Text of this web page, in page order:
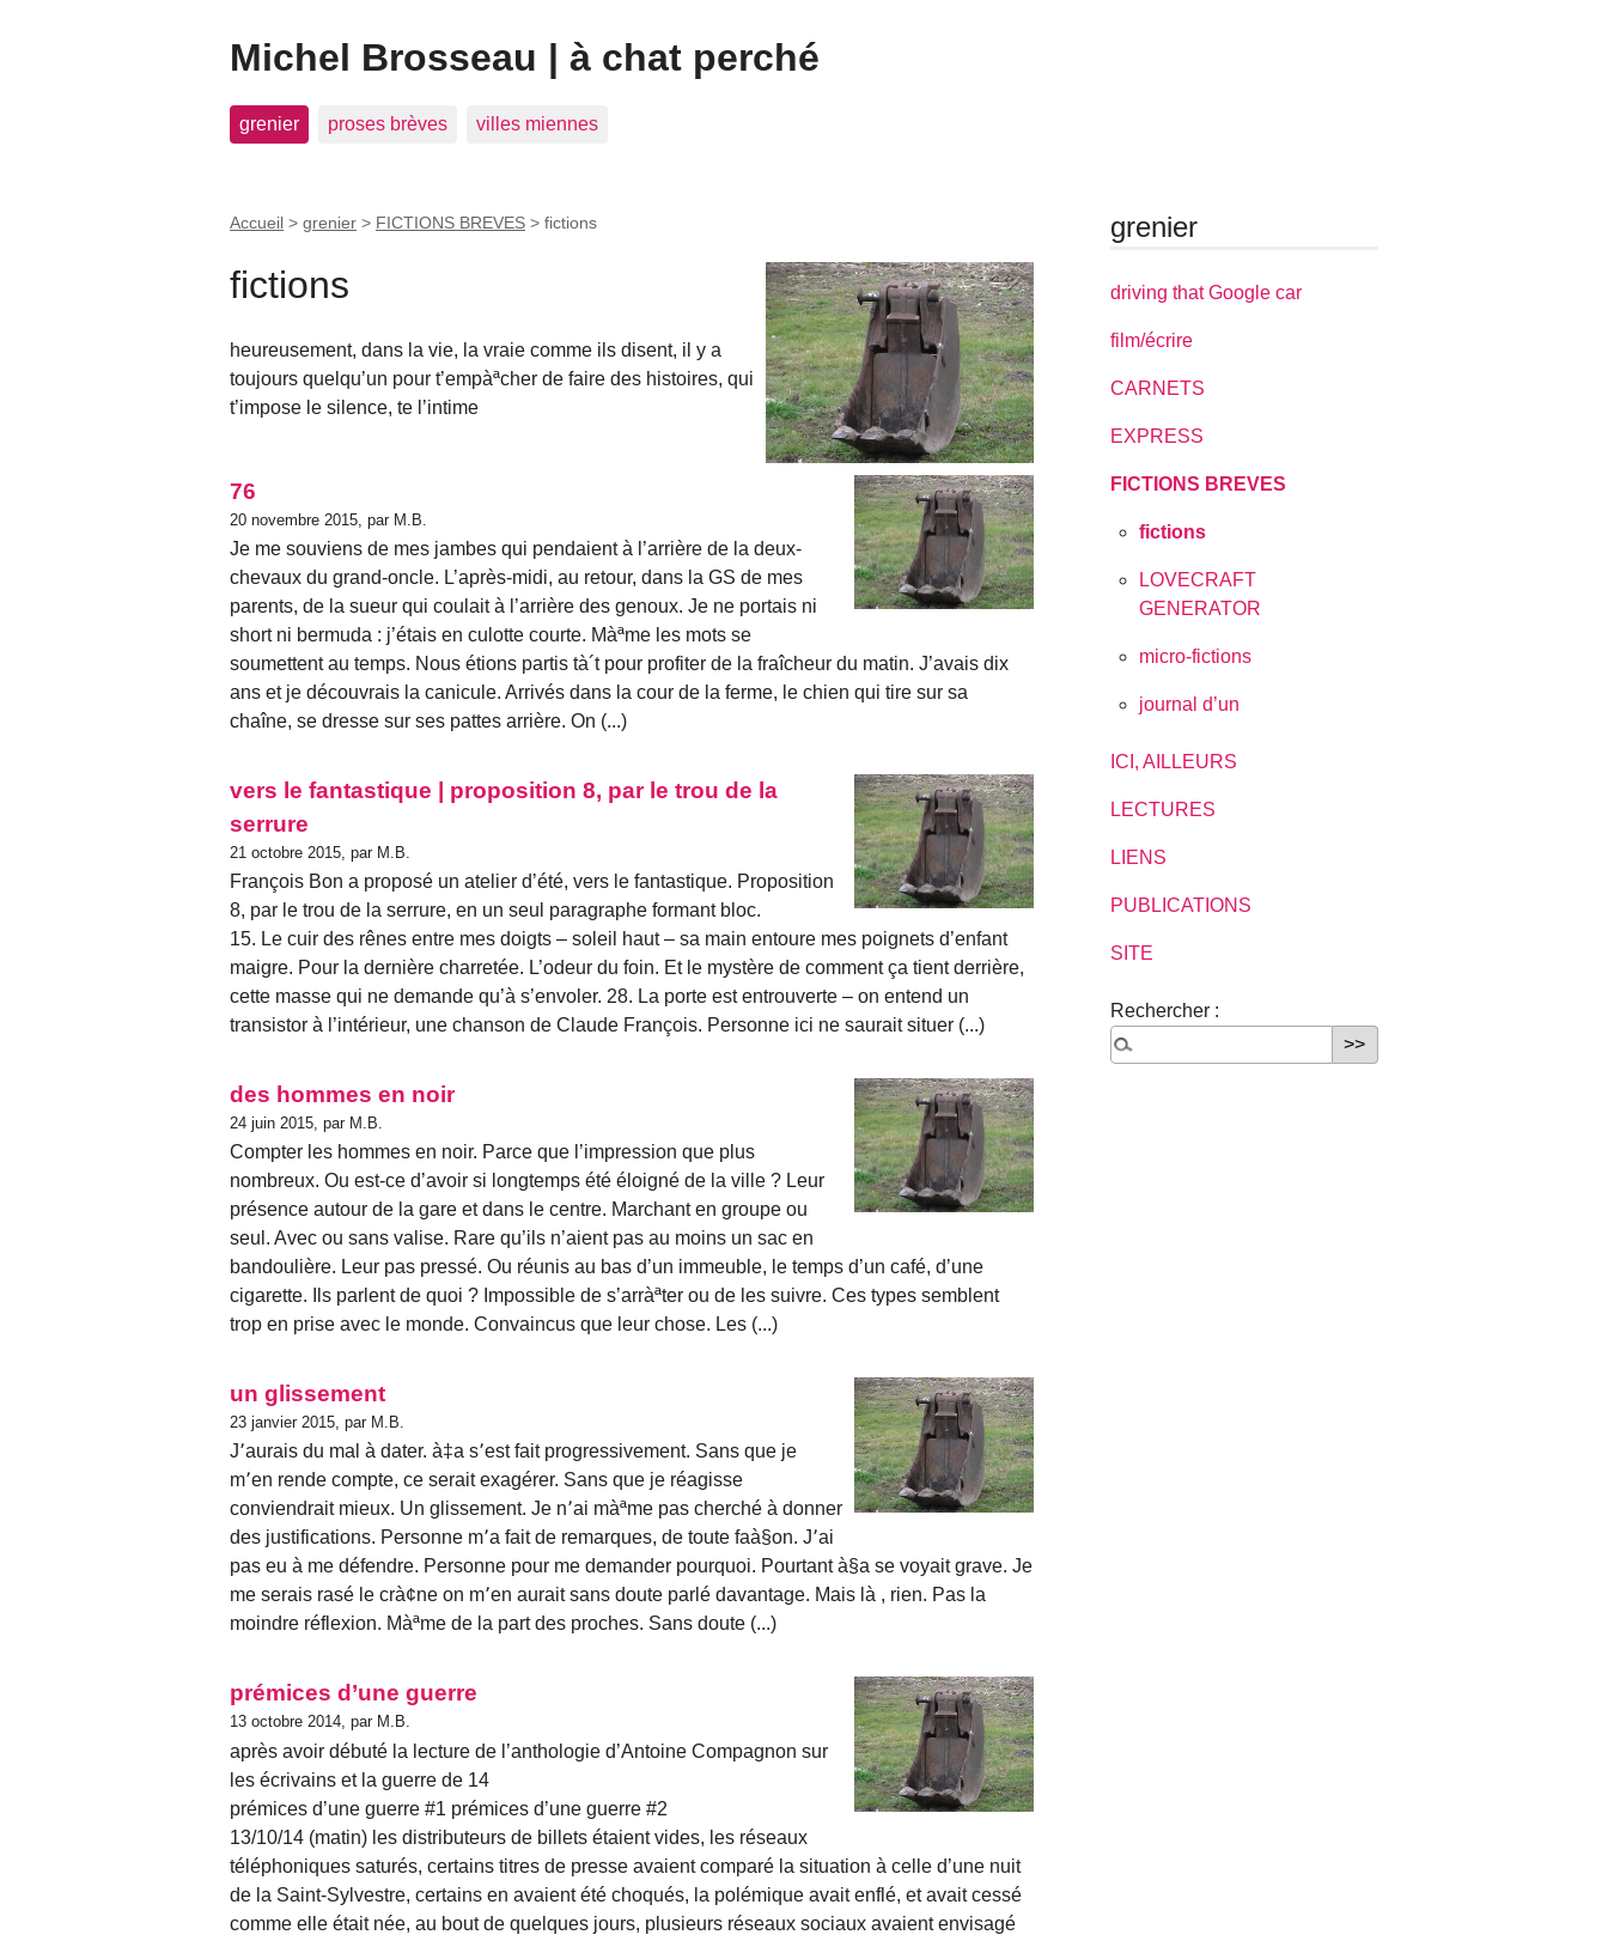
Michel Brosseau | à chat perché
grenier proses brèves villes miennes
Accueil > grenier > FICTIONS BREVES > fictions
fictions
heureusement, dans la vie, la vraie comme ils disent, il y a
toujours quelqu’un pour t’empàªcher de faire des histoires, qui
t’impose le silence, te l’intime
76
20 novembre 2015, par M.B.
Je me souviens de mes jambes qui pendaient à l’arrière de la deux-
chevaux du grand-oncle. L’après-midi, au retour, dans la GS de mes
parents, de la sueur qui coulait à l’arrière des genoux. Je ne portais ni
short ni bermuda : j’étais en culotte courte. Màªme les mots se
soumettent au temps. Nous étions partis tà´t pour profiter de la fraîcheur du matin. J’avais dix
ans et je découvrais la canicule. Arrivés dans la cour de la ferme, le chien qui tire sur sa
chaîne, se dresse sur ses pattes arrière. On (...)
vers le fantastique | proposition 8, par le trou de la
serrure
21 octobre 2015, par M.B.
François Bon a proposé un atelier d’été, vers le fantastique. Proposition
8, par le trou de la serrure, en un seul paragraphe formant bloc.
15. Le cuir des rênes entre mes doigts – soleil haut – sa main entoure mes poignets d’enfant
maigre. Pour la dernière charretée. L’odeur du foin. Et le mystère de comment ça tient derrière,
cette masse qui ne demande qu’à s’envoler. 28. La porte est entrouverte – on entend un
transistor à l’intérieur, une chanson de Claude François. Personne ici ne saurait situer (...)
des hommes en noir
24 juin 2015, par M.B.
Compter les hommes en noir. Parce que l’impression que plus
nombreux. Ou est-ce d’avoir si longtemps été éloigné de la ville ? Leur
présence autour de la gare et dans le centre. Marchant en groupe ou
seul. Avec ou sans valise. Rare qu’ils n’aient pas au moins un sac en
bandoulière. Leur pas pressé. Ou réunis au bas d’un immeuble, le temps d’un café, d’une
cigarette. Ils parlent de quoi ? Impossible de s’arràªter ou de les suivre. Ces types semblent
trop en prise avec le monde. Convaincus que leur chose. Les (...)
un glissement
23 janvier 2015, par M.B.
J՚aurais du mal à dater. à‡a s՚est fait progressivement. Sans que je
m՚en rende compte, ce serait exagérer. Sans que je réagisse
conviendrait mieux. Un glissement. Je n՚ai màªme pas cherché à donner
des justifications. Personne m՚a fait de remarques, de toute faà§on. J՚ai
pas eu à me défendre. Personne pour me demander pourquoi. Pourtant à§a se voyait grave. Je
me serais rasé le crà¢ne on m՚en aurait sans doute parlé davantage. Mais là , rien. Pas la
moindre réflexion. Màªme de la part des proches. Sans doute (...)
prémices d’une guerre
13 octobre 2014, par M.B.
après avoir débuté la lecture de l’anthologie d’Antoine Compagnon sur
les écrivains et la guerre de 14
prémices d’une guerre #1 prémices d’une guerre #2
13/10/14 (matin) les distributeurs de billets étaient vides, les réseaux
téléphoniques saturés, certains titres de presse avaient comparé la situation à celle d’une nuit
de la Saint-Sylvestre, certains en avaient été choqués, la polémique avait enflé, et avait cessé
comme elle était née, au bout de quelques jours, plusieurs réseaux sociaux avaient envisagé
grenier
driving that Google car
film/écrire
CARNETS
EXPRESS
FICTIONS BREVES
fictions
LOVECRAFT
GENERATOR
micro-fictions
journal d’un
ICI, AILLEURS
LECTURES
LIENS
PUBLICATIONS
SITE
Rechercher :